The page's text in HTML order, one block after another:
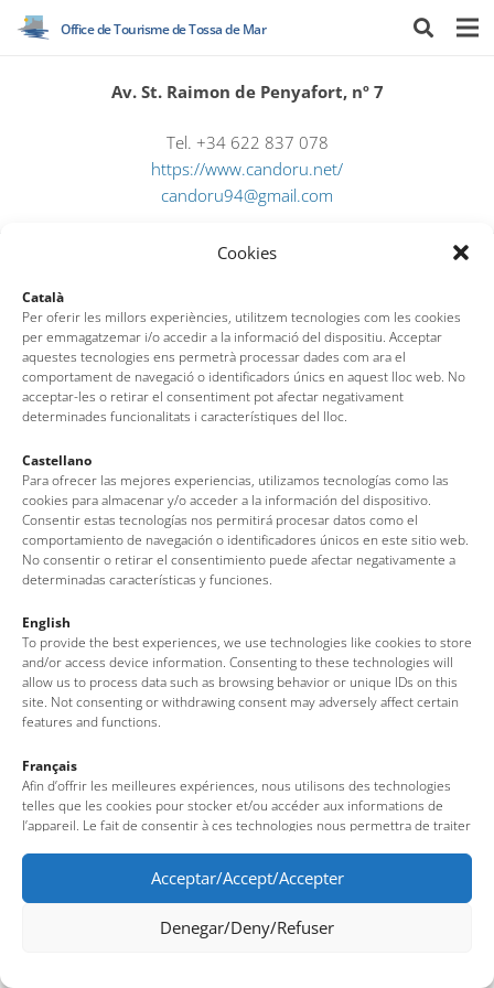
Cookies
Català
Per oferir les millors experiències, utilitzem tecnologies com les cookies
per emmagatzemar i/o accedir a la informació del dispositiu. Acceptar
aquestes tecnologies ens permetrà processar dades com ara el
comportament de navegació o identificadors únics en aquest lloc web. No
acceptar-les o retirar el consentiment pot afectar negativament
determinades funcionalitats i característiques del lloc.
Castellano
Para ofrecer las mejores experiencias, utilizamos tecnologías como las
cookies para almacenar y/o acceder a la información del dispositivo.
Consentir estas tecnologías nos permitirá procesar datos como el
comportamiento de navegación o identificadores únicos en este sitio web.
No consentir o retirar el consentimiento puede afectar negativamente a
determinadas características y funciones.
English
To provide the best experiences, we use technologies like cookies to store
and/or access device information. Consenting to these technologies will
allow us to process data such as browsing behavior or unique IDs on this
site. Not consenting or withdrawing consent may adversely affect certain
features and functions.
Français
Afin d’offrir les meilleures expériences, nous utilisons des technologies
telles que les cookies pour stocker et/ou accéder aux informations de
l’appareil. Le fait de consentir à ces technologies nous permettra de traiter
uniques sur ce site. Le fait de ne pas consentir ou de retirer son
consentement peut avoir un effet négatif sur certaines fonctionnalités et
caractéristiques du site.
Acceptar/Accept/Accepter
Denegar/Deny/Refuser
Office de Tourisme de Tossa de Mar
Av. St. Raimon de Penyafort, nº 7
Tel. +34 622 837 078
https://www.candoru.net/
candoru94@gmail.com
Office de Tourisme de Tossa de Mar
Av. del Pelegrí, 25 – Edifici La Nau · 17320 – Tossa de Mar
(Girona – Costa Brava)
Tel: + 00 34 972 340 108 · Mail: info@visittossa.com
Infos légales·Politique de cookies·Protection des données